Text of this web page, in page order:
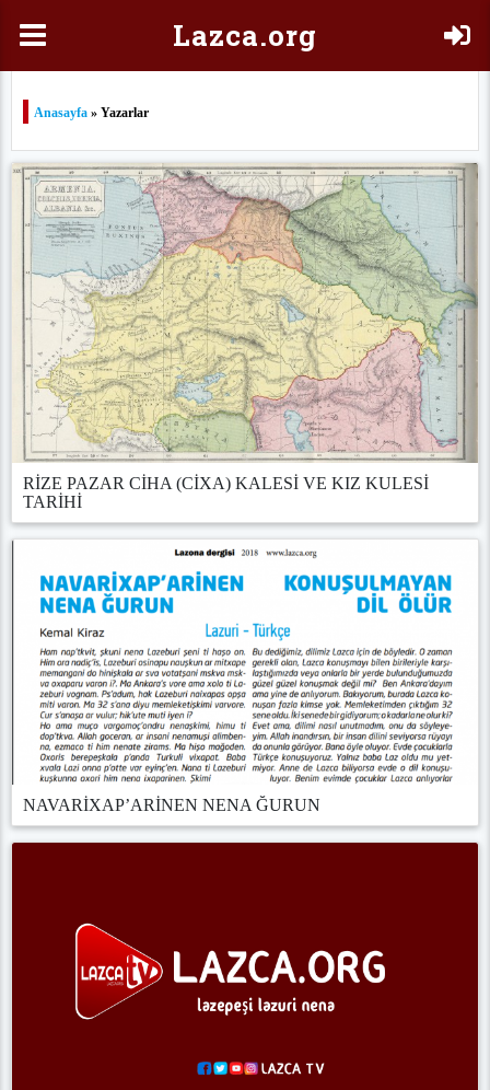
Lazca.org
Anasayfa » Yazarlar
RİZE PAZAR CİHA (CİXA) KALESİ VE KIZ KULESİ
TARİHİ
NAVARİXAP’ARİNEN NENA ĞURUN